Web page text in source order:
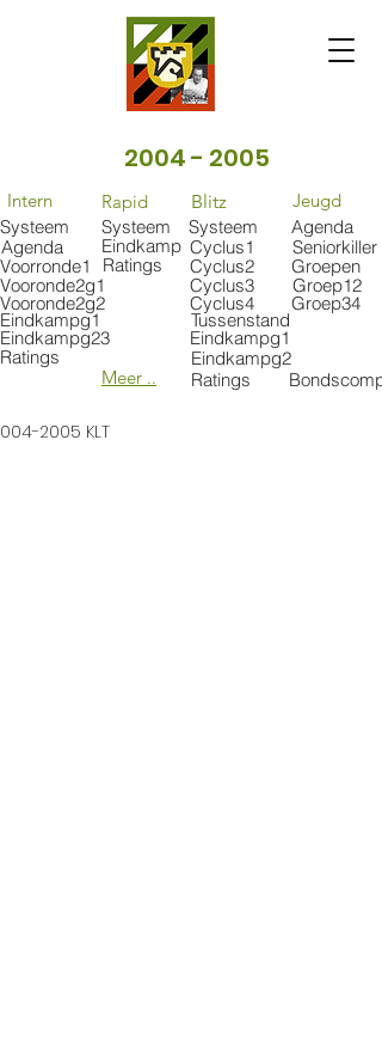
2004 - 2005
Meer ..
Intern
Agenda
Systeem
Voorronde1
Vooronde2g1
Vooronde2g2
Eindkampg1
Eindkampg23
Ratings
Rapid
Systeem
Eindkamp
Ratings
Blitz
Systeem
Cyclus1
Cyclus2
Cyclus3
Cyclus4
Tussenstand
Eindkampg1
Eindkampg2
Ratings
Agenda
Jeugd
Seniorkiller
Groepen
Groep12
Groep34
Bondscomp
2005 KLT